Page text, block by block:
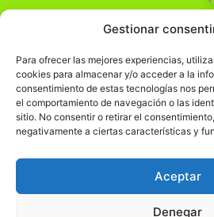
Gestionar
Para ofrecer las mejores experiencias,
cookies para almacenar y/o acceder a la
consentimiento de estas tecnologías nos
el comportamiento de navegación o las
sitio. No consentir o retirar el
negativamente a ciertas características y
Aceptar
Denegar
Pensamiento
Comprender el mundo
Información Legal
჻Política de
Política de